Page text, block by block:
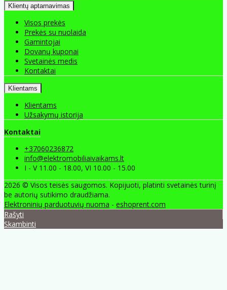
Klientų aptarnavimas
Visos prekės
Prekės su nuolaida
Gamintojai
Dovanų kuponai
Svetainės medis
Kontaktai
Klientams
Klientams
Užsakymų istorija
Kontaktai
+37060236872
info@elektromobiliaivaikams.lt
I - V 11.00 - 18.00, VI 10.00 - 15.00
2026 © Visos teisės saugomos. Kopijuoti, platinti svetainės turinį
be autorių sutikimo draudžiama.
Elektroninių parduotuvių nuoma - eshoprent.com
Rašyti
Skambinti